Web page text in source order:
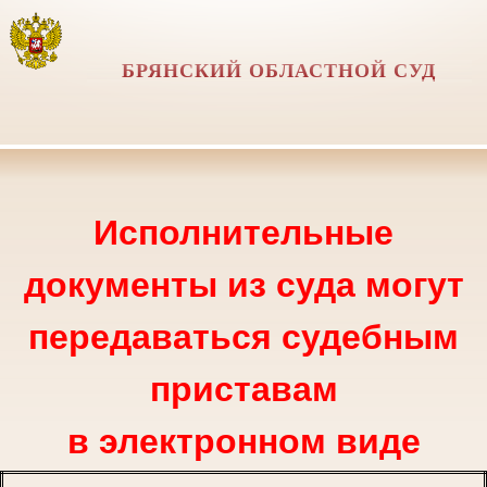
БРЯНСКИЙ ОБЛАСТНОЙ СУД
Исполнительные
документы из суда могут
передаваться судебным
приставам
в электронном виде